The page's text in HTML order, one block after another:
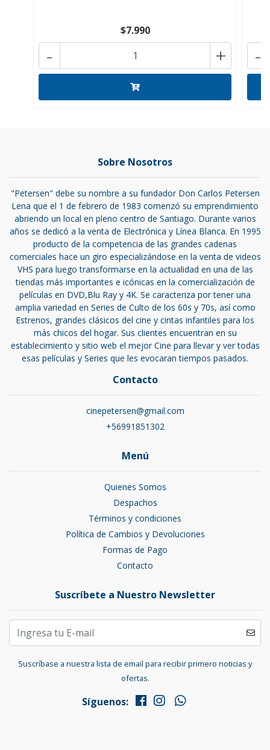
$7.990
+
- -
Sobre Nosotros
"Petersen" debe su nombre a su fundador Don Carlos Petersen
Lena que el 1 de febrero de 1983 comenzó su emprendimiento
abriendo un local en pleno centro de Santiago. Durante varios
años se dedicó a la venta de Electrónica y Línea Blanca. En 1995
producto de la competencia de las grandes cadenas
comerciales hace un giro especializándose en la venta de videos
VHS para luego transformarse en la actualidad en una de las
tiendas más importantes e icónicas en la comercialización de
películas en DVD,Blu Ray y 4K. Se caracteriza por tener una
amplia variedad en Series de Culto de los 60s y 70s, así como
Estrenos, grandes clásicos del cine y cintas infantiles para los
más chicos del hogar. Sus clientes encuentran en su
establecimiento y sitio web el mejor Cine para llevar y ver todas
esas películas y Series que les evocaran tiempos pasados.
Contacto
cinepetersen@gmail.com
+56991851302
Menú
Quienes Somos
Despachos
Términos y condiciones
Política de Cambios y Devoluciones
Formas de Pago
Contacto
Suscríbete a Nuestro Newsletter
Suscríbase a nuestra lista de email para recibir primero noticias y
ofertas.
Síguenos: